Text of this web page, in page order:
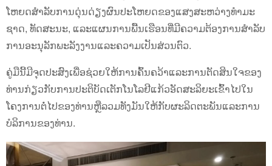
ໂຫຍດສໍາລັບການດຸ່ນດ່ຽງຜົນປະໂຫຍດຂອງແສງສະຫວ່າງທໍາມະ
ຊາດ, ທັດສະນະ, ແລະແຜນການພື້ນເຮືອນທີ່ມີຄວາມຕ້ອງການສໍາລັບ
ການອະນຸລັກພະລັງງານແລະຄວາມເປັນສ່ວນຕົວ.
ຄູ່ມືນີ້ມີຈຸດປະສົງເພື່ອຊ່ວຍໃຫ້ການຄົ້ນຄວ້າແລະການຕັດສິນໃຈຂອງ
ທ່ານກ່ຽວກັບການປະຕິບັດເຕັກໂນໂລຢີແກ້ວອັດສະລິຍະເຂົ້າໄປໃນ
ໂຄງການຕໍ່ໄປຂອງທ່ານຫຼືລວມທັງມັນໃຫ້ກັບຜະລິດຕະພັນແລະການ
ບໍລິການຂອງທ່ານ.